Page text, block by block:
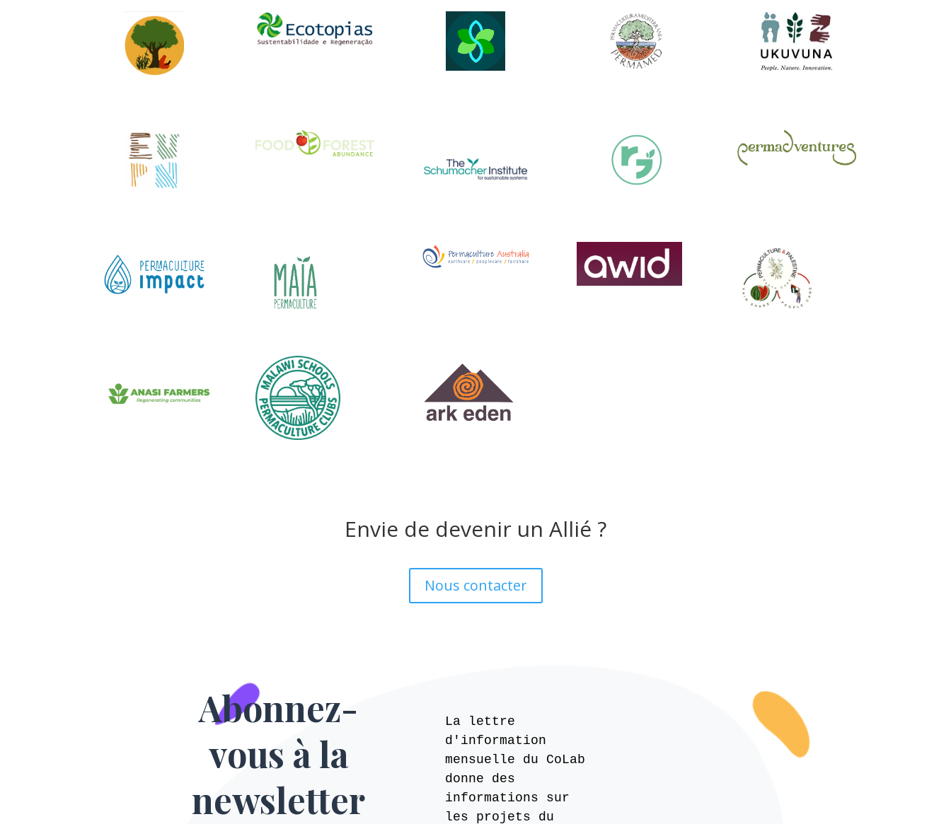
Envie de devenir un Allié ?
Nous contacter
Abonnez-
vous à la
newsletter
La lettre
d'information
mensuelle du CoLab
donne des
informations sur
les projets du